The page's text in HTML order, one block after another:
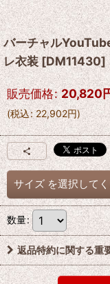
バーチャル
レ衣装[DM11430]
販売価格: 20,820
(税込: 22,902円)
サイズ を選択して
数量:
返品特約に関する重